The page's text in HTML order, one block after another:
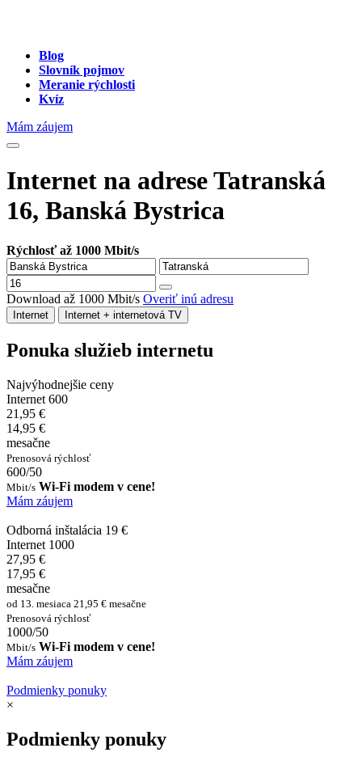
Blog
Slovník pojmov
Meranie rýchlosti
Kvíz
Mám záujem
Internet na adrese Tatranská
16, Banská Bystrica
Rýchlosť až 1000 Mbit/s
Download až 1000 Mbit/s Overiť inú adresu
Internet Internet + internetová TV
Ponuka služieb internetu
Najvýhodnejšie ceny
Internet 600
21,95 €
14,95 €
mesačne
Prenosová rýchlosť
600/50
Mbit/s Wi-Fi modem v cene!
Mám záujem
Odborná inštalácia 19 €
Internet 1000
27,95 €
17,95 €
mesačne
od 13. mesiaca 21,95 € mesačne
Prenosová rýchlosť
1000/50
Mbit/s Wi-Fi modem v cene!
Mám záujem
Podmienky ponuky
×
Podmienky ponuky